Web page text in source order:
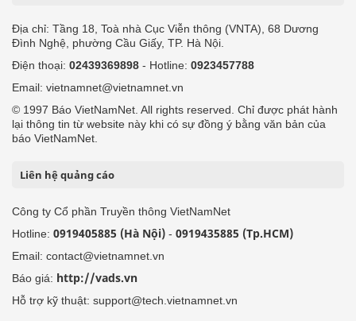
Địa chỉ: Tầng 18, Toà nhà Cục Viễn thông (VNTA), 68 Dương
Đình Nghệ, phường Cầu Giấy, TP. Hà Nội.
Điện thoại: 02439369898 - Hotline: 0923457788
Email: vietnamnet@vietnamnet.vn
© 1997 Báo VietNamNet. All rights reserved. Chỉ được phát hành
lại thông tin từ website này khi có sự đồng ý bằng văn bản của
báo VietNamNet.
Liên hệ quảng cáo
Công ty Cổ phần Truyền thông VietNamNet
Hotline: 0919405885 (Hà Nội) - 0919435885 (Tp.HCM)
Email: contact@vietnamnet.vn
Báo giá: http://vads.vn
Hỗ trợ kỹ thuật: support@tech.vietnamnet.vn